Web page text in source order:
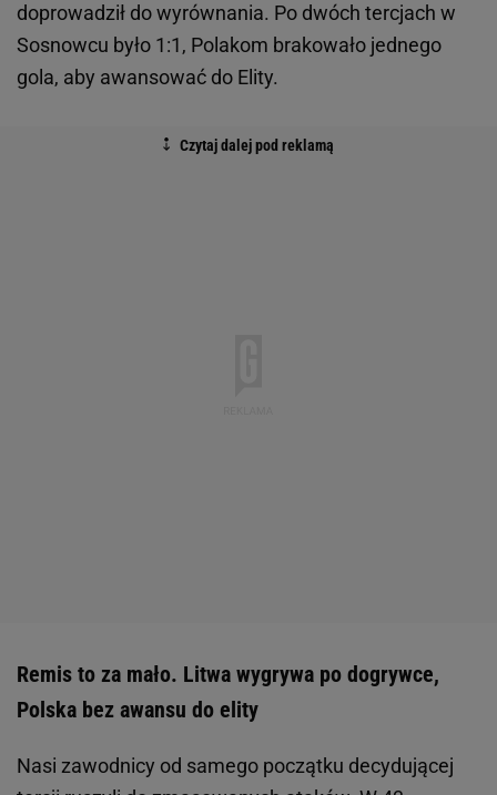
doprowadził do wyrównania. Po dwóch tercjach w
Sosnowcu było 1:1, Polakom brakowało jednego
gola, aby awansować do Elity.
Remis to za mało. Litwa wygrywa po dogrywce,
Polska bez awansu do elity
Nasi zawodnicy od samego początku decydującej